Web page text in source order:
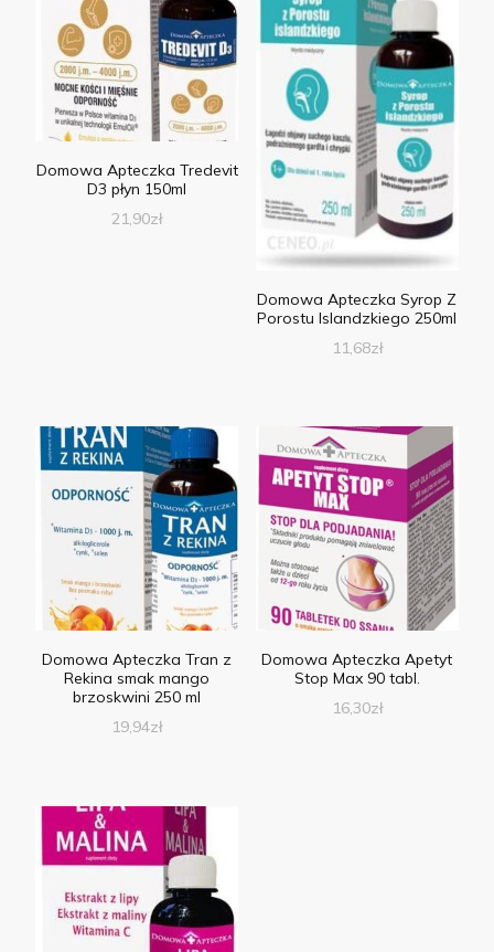
Domowa Apteczka Tredevit
D3 płyn 150ml
21,90zł
Domowa Apteczka Syrop Z
Porostu Islandzkiego 250ml
11,68zł
Domowa Apteczka Tran z
Rekina smak mango
brzoskwini 250 ml
19,94zł
Domowa Apteczka Apetyt
Stop Max 90 tabl.
16,30zł